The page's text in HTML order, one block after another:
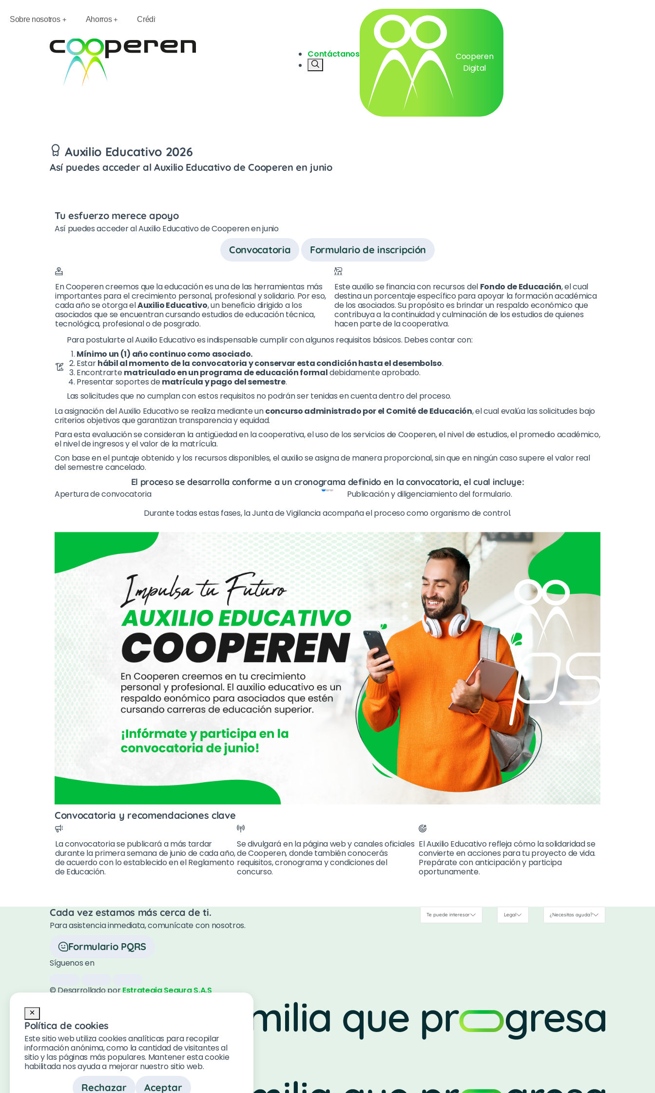
Sobre nosotros Ahorros Créditos
Contáctanos
Cooperen
Digital
Auxilio Educativo 2026
Así puedes acceder al Auxilio Educativo de Cooperen en junio
Tu esfuerzo merece apoyo
Así puedes acceder al Auxilio Educativo de Cooperen en junio
Convocatoria Formulario de inscripción
En Cooperen creemos que la educación es una de las herramientas más
importantes para el crecimiento personal, profesional y solidario. Por eso,
cada año se otorga elAuxilio Educativo, un beneficio dirigido a los
asociados que se encuentran cursando estudios de educación técnica,
tecnológica, profesional o de posgrado.
Este auxilio se financia con recursos del Fondo de Educación, el cual
destina un porcentaje específico para apoyar la formación académica
de los asociados. Su propósito es brindar un respaldo económico que
contribuya a la continuidad y culminación de los estudios de quienes
hacen parte de la cooperativa.
Para postularte al Auxilio Educativo es indispensable cumplir con algunos requisitos básicos. Debes contar con:
Mínimo un (1) año continuo como asociado.
Estarhábil al momento de la convocatoria y conservar esta condición hasta el desembolso.
Encontrartematriculado en un programa de educación formaldebidamente aprobado.
Presentar soportes dematrícula y pago del semestre.
Las solicitudes que no cumplan con estos requisitos no podrán ser tenidas en cuenta dentro del proceso.
La asignación del Auxilio Educativo se realiza mediante unconcurso administrado por el Comité de Educación, el cual evalúa las solicitudes bajo
criterios objetivos que garantizan transparencia y equidad.
Para esta evaluación se consideran la antigüedad en la cooperativa, el uso de los servicios de Cooperen, el nivel de estudios, el promedio académico,
el nivel de ingresos y el valor de la matrícula.
Con base en el puntaje obtenido y los recursos disponibles, el auxilio se asigna de manera proporcional, sin que en ningún caso supere el valor real
del semestre cancelado.
El proceso se desarrolla conforme a un cronograma definido en la convocatoria, el cual incluye:
Apertura de convocatoria Publicación y diligenciamiento del formulario.
Durante todas estas fases, la Junta de Vigilancia acompaña el proceso como organismo de control.
Convocatoria y recomendaciones clave
La convocatoria se publicará a más tardar
durante la primera semana de junio de cada año,
de acuerdo con lo establecido en el Reglamento
de Educación.
Se divulgará en la página web y canales oficiales
de Cooperen, donde también conocerás
requisitos, cronograma y condiciones del
concurso.
El Auxilio Educativo refleja cómo la solidaridad se
convierte en acciones para tu proyecto de vida.
Prepárate con anticipación y participa
oportunamente.
Cada vez estamos más cerca de ti.
Para asistencia inmediata, comunícate con nosotros.
Formulario PQRS
Síguenos en
Te puede interesar Legal ¿Necesitas ayuda?
© Desarrollado porEstrategia Segura S.A.S
Política de cookies
Este sitio web utiliza cookies analíticas para recopilar
información anónima, como la cantidad de visitantes al
sitio y las páginas más populares. Mantener esta cookie
habilitada nos ayuda a mejorar nuestro sitio web.
Rechazar Aceptar